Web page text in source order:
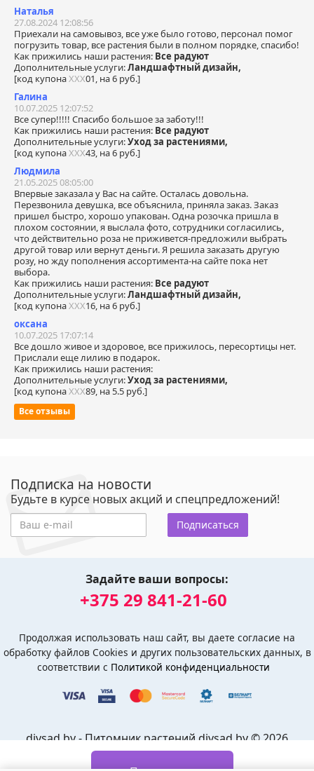
Наталья
27.08.2024 12:08:56
Приехали на самовывоз, все уже было готово, персонал помог
погрузить товар, все растения были в полном порядке, спасибо!
Как прижились наши растения: Все радуют
Дополнительные услуги:Ландшафтный дизайн,
[код купонаХХХ01, на 6 руб.]
Галина
10.07.2025 12:07:52
Все супер!!!!! Спасибо большое за заботу!!!
Как прижились наши растения: Все радуют
Дополнительные услуги:Уход за растениями,
[код купонаХХХ43, на 6 руб.]
Людмила
21.05.2025 08:05:00
Впервые заказала у Вас на сайте. Осталась довольна.
Перезвонила девушка, все объяснила, приняла заказ. Заказ
пришел быстро, хорошо упакован. Одна розочка пришла в
плохом состоянии, я выслала фото, сотрудники согласились,
что действительно роза не приживется-предложили выбрать
другой товар или вернут деньги. Я решила заказать другую
розу, но жду пополнения ассортимента-на сайте пока нет
выбора.
Как прижились наши растения: Все радуют
Дополнительные услуги:Ландшафтный дизайн,
[код купонаХХХ16, на 6 руб.]
оксана
10.07.2025 17:07:14
Все дошло живое и здоровое, все прижилось, пересортицы нет.
Прислали еще лилию в подарок.
Как прижились наши растения:
Дополнительные услуги:Уход за растениями,
[код купонаХХХ89, на 5.5 руб.]
Все отзывы
Подписка на новости
Будьте в курсе новых акций и спецпредложений!
Подписаться
Задайте ваши вопросы:
+375 29 841-21-60
Продолжая использовать наш сайт, вы даете согласие на
обработку файлов Cookies и других пользовательских данных, в
соответствии с Политикой конфиденциальности
divsad.by - Питомник растений divsad.by © 2026